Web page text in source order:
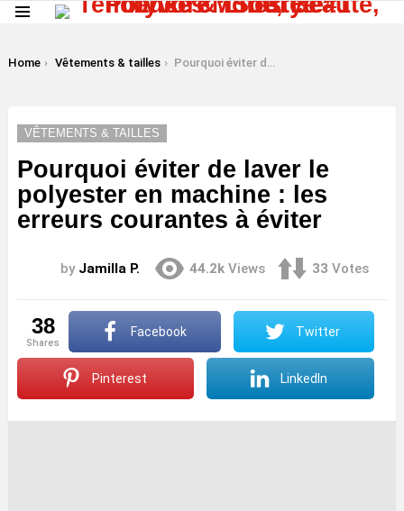
You are here:
Home Vêtements & tailles Pourquoi éviter de laver le polyester en machine : les erreurs courantes à éviter
VÊTEMENTS & TAILLES
Pourquoi éviter de laver le
polyester en machine : les
erreurs courantes à éviter
by Jamilla P. 44.2k Views 33 Votes
38
shares
Facebook Twitter
Pinterest LinkedIn